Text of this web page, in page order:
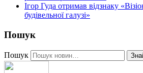
Ігор Гуда отримав відзнаку
будівельної галузі»
Пошук
Пошук